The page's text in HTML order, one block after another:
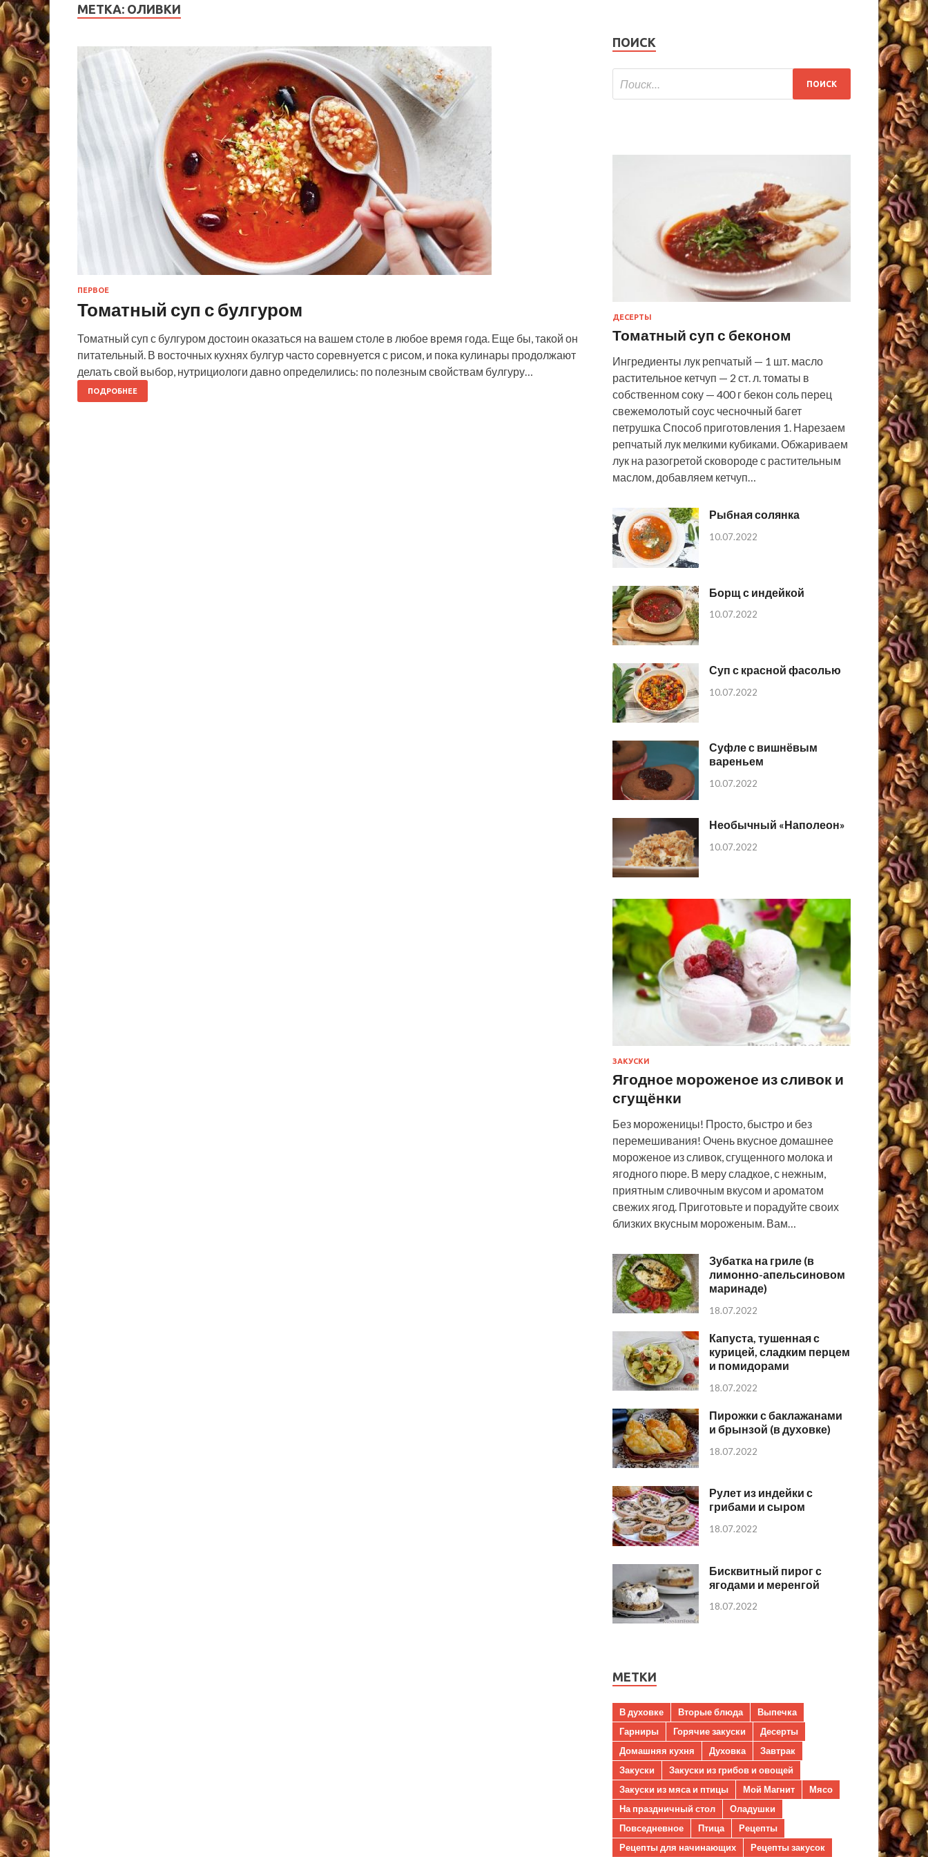
МЕТКА: ОЛИВКИ
ПЕРВОЕ
Томатный суп с булгуром
Томатный суп с булгуром достоин оказаться на вашем столе в любое время года. Еще бы, такой он
питательный. В восточных кухнях булгур часто соревнуется с рисом, и пока кулинары продолжают
делать свой выбор, нутрициологи давно определились: по полезным свойствам булгуру…
ПОДРОБНЕЕ
ПОИСК
ДЕСЕРТЫ
Томатный суп с беконом
Ингредиенты лук репчатый — 1 шт. масло
растительное кетчуп — 2 ст. л. томаты в
собственном соку — 400 г бекон соль перец
свежемолотый соус чесночный багет
петрушка Способ приготовления 1. Нарезаем
репчатый лук мелкими кубиками. Обжариваем
лук на разогретой сковороде с растительным
маслом, добавляем кетчуп…
Рыбная солянка
10.07.2022
Борщ с индейкой
10.07.2022
Суп с красной фасолью
10.07.2022
Суфле с вишнёвым
вареньем
10.07.2022
Необычный «Наполеон»
10.07.2022
ЗАКУСКИ
Ягодное мороженое из сливок и
сгущёнки
Без мороженицы! Просто, быстро и без
перемешивания! Очень вкусное домашнее
мороженое из сливок, сгущенного молока и
ягодного пюре. В меру сладкое, с нежным,
приятным сливочным вкусом и ароматом
свежих ягод. Приготовьте и порадуйте своих
близких вкусным мороженым. Вам…
Зубатка на гриле (в
лимонно-апельсиновом
маринаде)
18.07.2022
Капуста, тушенная с
курицей, сладким перцем
и помидорами
18.07.2022
Пирожки с баклажанами
и брынзой (в духовке)
18.07.2022
Рулет из индейки с
грибами и сыром
18.07.2022
Бисквитный пирог с
ягодами и меренгой
18.07.2022
МЕТКИ
В духовке Вторые блюда
Выпечка
Гарниры
Горячие закуски
Десерты
Домашняя кухня
Духовка
Завтрак
Закуски
Закуски из грибов и овощей
Закуски из мяса и птицы
Мой Магнит
Мясо
На праздничный стол
Оладушки
Повседневное
Птица
Рецепты
Рецепты для начинающих
Рецепты закусок